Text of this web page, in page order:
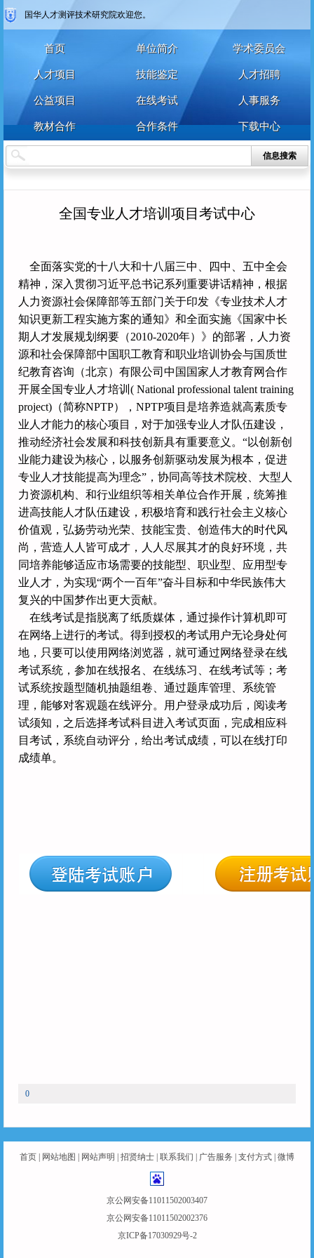
用户名
密 码
企业 艺术人才 特殊群众
用户名
密 码
国华人才测评技术研究院欢迎您。
首页 单位简介 学术委员会
人才项目 技能鉴定 人才招聘
公益项目 在线考试 人事服务
教材合作 合作条件 下载中心
信息搜索
全国专业人才培训项目考试中心
全面落实党的十八大和十八届三中、四中、五中全会
精神，深入贯彻习近平总书记系列重要讲话精神，根据
人力资源社会保障部等五部门关于印发《专业技术人才
知识更新工程实施方案的通知》和全面实施《国家中长
期人才发展规划纲要（2010-2020年）》的部署，人力资
源和社会保障部中国职工教育和职业培训协会与国质世
纪教育咨询（北京）有限公司中国国家人才教育网合作
开展全国专业人才培训( National professional talent training
project)（简称NPTP），NPTP项目是培养造就高素质专
业人才能力的核心项目，对于加强专业人才队伍建设，
推动经济社会发展和科技创新具有重要意义。“以创新创
业能力建设为核心，以服务创新驱动发展为根本，促进
专业人才技能提高为理念”，协同高等技术院校、大型人
力资源机构、和行业组织等相关单位合作开展，统筹推
进高技能人才队伍建设，积极培育和践行社会主义核心
价值观，弘扬劳动光荣、技能宝贵、创造伟大的时代风
尚，营造人人皆可成才，人人尽展其才的良好环境，共
同培养能够适应市场需要的技能型、职业型、应用型专
业人才，为实现“两个一百年”奋斗目标和中华民族伟大
复兴的中国梦作出更大贡献。
在线考试是指脱离了纸质媒体，通过操作计算机即可
在网络上进行的考试。得到授权的考试用户无论身处何
地，只要可以使用网络浏览器，就可通过网络登录在线
考试系统，参加在线报名、在线练习、在线考试等；考
试系统按题型随机抽题组卷、通过题库管理、系统管
理，能够对客观题在线评分。用户登录成功后，阅读考
试须知，之后选择考试科目进入考试页面，完成相应科
目考试，系统自动评分，给出考试成绩，可以在线打印
成绩单。
0
首页 网站地图 网站声明 招贤纳士 联系我们 广告服务 支付方式 微博
京公网安备11011502003407
京公网安备11011502002376
京ICP备17030929号-2